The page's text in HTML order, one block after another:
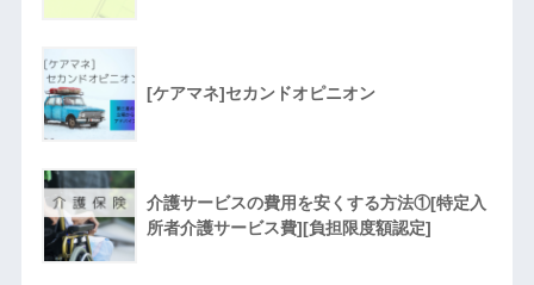
[ケアマネ]セカンドオピニオン
介護サービスの費用を安くする方法①[特定入
所者介護サービス費][負担限度額認定]